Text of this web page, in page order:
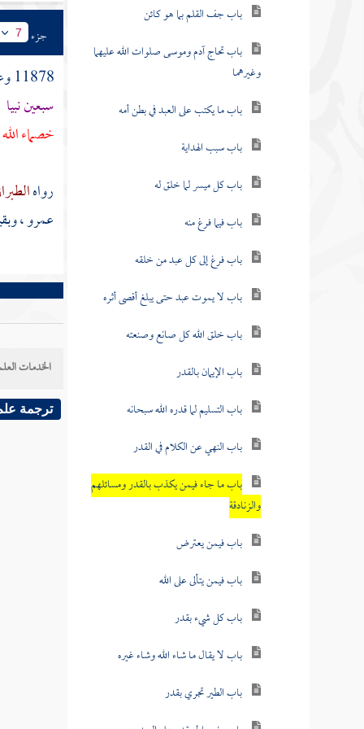
باب جف القلم بما هو كائن
باب تحاج آدم وموسى صلوات الله عليهما
وغيرهما
باب ما يكتب على العبد في بطن أمه
باب سبب الهداية
باب كل ميسر لما خلق له
باب فيما فرغ منه
باب فرغ إلى كل عبد من خلقه
باب لا يموت عبد حتى يبلغ أقصى أثره
باب خلق الله كل صانع وصنعته
باب الإيمان بالقدر
باب التسليم لما قدره الله سبحانه
باب النهي عن الكلام في القدر
باب ما جاء فيمن يكذب بالقدر ومسائلهم
والزنادقة
باب فيمن يعترض
باب فيمن يتألى على الله
باب كل شيء بقدر
باب لا يقال ما شاء الله وشاء غيره
باب الطير تجري بقدر
جزء 7
11878 وعن
سبعين نبيا
خصماء
رواه
عمرو،
الخدمات
ترجمة